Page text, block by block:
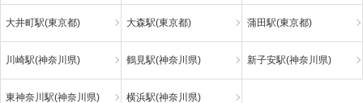
大井町駅(東京都) 大森駅(東京都) 蒲田駅(東京都)
川崎駅(神奈川県) 鶴見駅(神奈川県) 新子安駅(神奈川県)
東神奈川駅(神奈川県) 横浜駅(神奈川県)